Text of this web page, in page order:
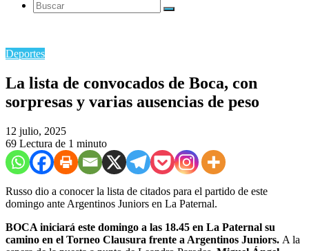
Buscar
Deportes
La lista de convocados de Boca, con
sorpresas y varias ausencias de peso
12 julio, 2025
69 Lectura de 1 minuto
Russo dio a conocer la lista de citados para el partido de este
domingo ante Argentinos Juniors en La Paternal.
BOCA iniciará este domingo a las 18.45 en La Paternal su
camino en el Torneo Clausura frente a Argentinos Juniors. A la